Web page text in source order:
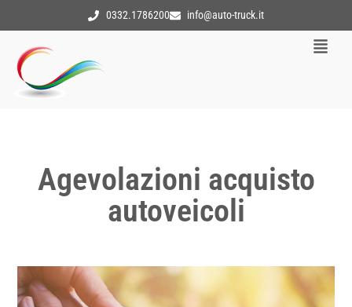
0332.1786200 info@auto-truck.it
Agevolazioni acquisto
autoveicoli